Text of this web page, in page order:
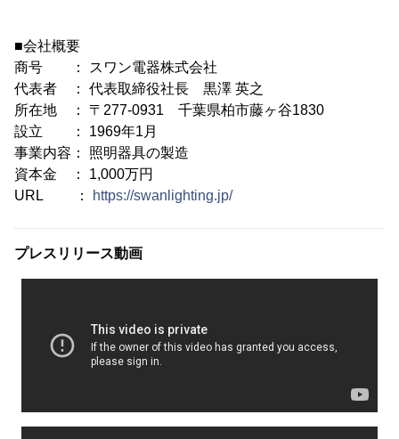
■会社概要
商号 ： スワン電器株式会社
代表者 ： 代表取締役社長 黒澤 英之
所在地 ： 〒277-0931 千葉県柏市藤ヶ谷1830
設立 ： 1969年1月
事業内容： 照明器具の製造
資本金 ： 1,000万円
URL ：
https://swanlighting.jp/
プレスリリース動画